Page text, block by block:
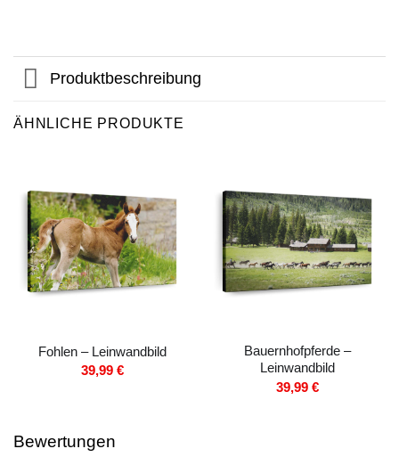
Produktbeschreibung
ÄHNLICHE PRODUKTE
Fohlen – Leinwandbild
39,99 €
Bauernhofpferde –
Leinwandbild
39,99 €
Bewertungen